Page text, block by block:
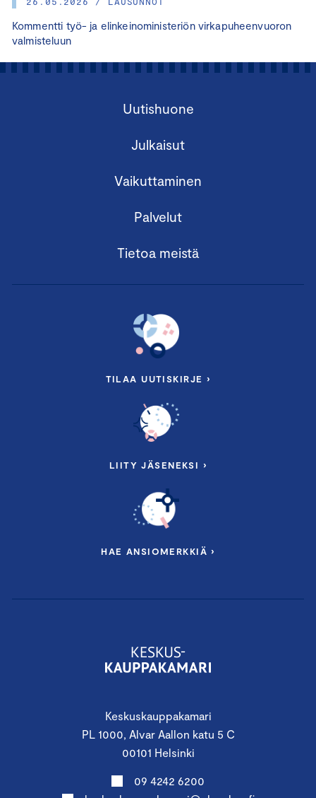
Kommentti työ- ja elinkeinoministeriön virkapuheenvuoron
valmisteluun
Keskuskauppakamari
PL 1000, Alvar Aallon katu 5 C
00101 Helsinki
09 4242 6200
Uutishuone
Julkaisut
Vaikuttaminen
Palvelut
Tietoa meistä
TILAA UUTISKIRJE ›
LIITY JÄSENEKSI ›
HAE ANSIOMERKKIÄ ›